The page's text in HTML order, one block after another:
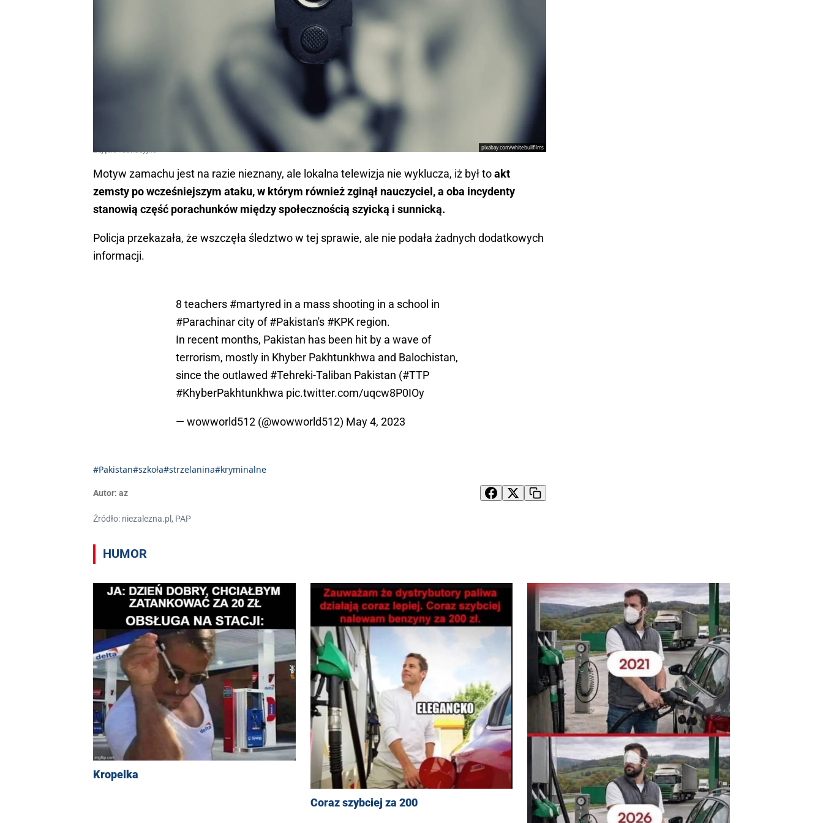
pixabay.com/whitebullfilms
Zdjęcie ilustracyjne
Motyw zamachu jest na razie nieznany, ale lokalna telewizja nie wyklucza, iż był toakt
zemsty po wcześniejszym ataku, w którym również zginął nauczyciel, a oba incydenty
stanowią część porachunków między społecznością szyicką i sunnicką.
Policja przekazała, że wszczęła śledztwo w tej sprawie, ale nie podała żadnych dodatkowych
informacji.
8 teachers #martyred in a mass shooting in a school in
#Parachinarcity of#Pakistan's #KPK region.
In recent months, Pakistan has been hit by a wave of
terrorism, mostly in Khyber Pakhtunkhwa and Balochistan,
since the outlawed #Tehreki-Taliban Pakistan (#TTP
#KhyberPakhtunkhwa pic.twitter.com/uqcw8P0IOy
— wowworld512 (@wowworld512) May 4, 2023
#Pakistan#szkoła#strzelanina#kryminalne
Autor: az
Źródło: niezalezna.pl, PAP
HUMOR
Kropelka
Coraz szybciej za 200